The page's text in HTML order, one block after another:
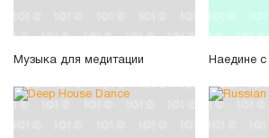
Музыка для медитации Наедине с